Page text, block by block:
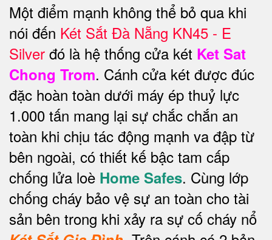
Một điểm mạnh không thể bỏ qua khi
nói đến Két Sắt Đà Nẵng KN45 - E
Silver đó là hệ thống cửa két Ket Sat
Chong Trom. Cánh cửa két được đúc
đặc hoàn toàn dưới máy ép thuỷ lực
1.000 tấn mang lại sự chắc chắn an
toàn khi chịu tác động mạnh va đập từ
bên ngoài, có thiết kế bậc tam cấp
chống lửa loè Home Safes. Cùng lớp
chống cháy bảo vệ sự an toàn cho tài
sản bên trong khi xảy ra sự cố cháy nổ